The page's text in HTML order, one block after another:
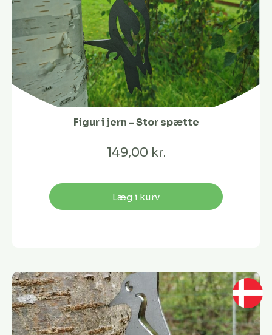
Figur i jern - Stor spætte
149,00 kr.
Læg i kurv